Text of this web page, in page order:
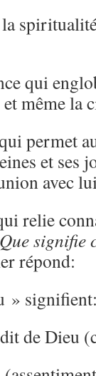
qui
même la
permet
et ses
avec
relie
signifie
répond:
»
de Dieu